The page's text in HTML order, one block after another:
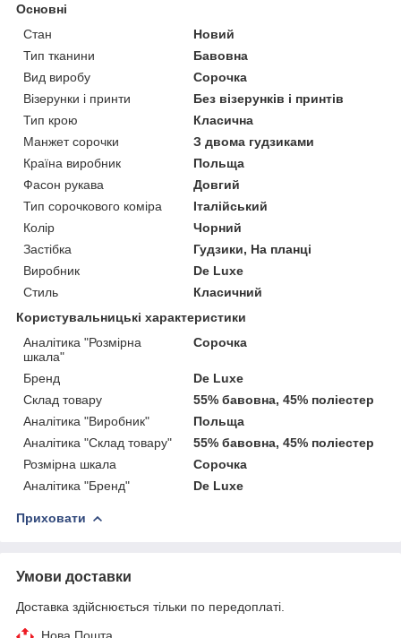
Основні
Стан
Новий
Тип тканини
Бавовна
Вид виробу
Сорочка
Візерунки і принти
Без візерунків і принтів
Тип крою
Класична
Манжет сорочки
З двома гудзиками
Країна виробник
Польща
Фасон рукава
Довгий
Тип сорочкового коміра
Італійський
Колір
Чорний
Застібка
Гудзики, На планці
Виробник
De Luxe
Стиль
Класичний
Користувальницькі характеристики
Аналітика "Розмірна
шкала"
Сорочка
Бренд
De Luxe
Склад товару
55% бавовна, 45% поліестер
Аналітика "Виробник"
Польща
Аналітика "Склад товару"
55% бавовна, 45% поліестер
Розмірна шкала
Сорочка
Аналітика "Бренд"
De Luxe
Приховати
Умови доставки
Доставка здійснюється тільки по передоплаті.
Нова Пошта